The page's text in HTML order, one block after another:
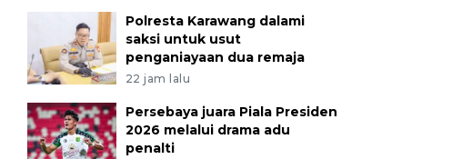
Polresta Karawang dalami
saksi untuk usut
penganiayaan dua remaja
22 jam lalu
Persebaya juara Piala Presiden
2026 melalui drama adu
penalti